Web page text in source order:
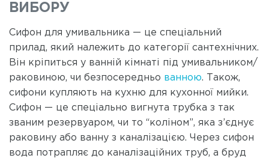
ВИБОРУ
Сифон для умивальника — це спеціальний
прилад, який належить до категорії сантехнічних.
Він кріпиться у ванній кімнаті під умивальником/
раковиною, чи безпосередньо ванною. Також,
сифони купляють на кухню для кухонної мийки.
Сифон — це спеціально вигнута трубка з так
званим резервуаром, чи то “коліном”, яка з’єднує
раковину або ванну з каналізацією. Через сифон
вода потрапляє до каналізаційних труб, а бруд